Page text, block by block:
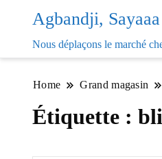
Agbandji, Sayaaa
Nous déplaçons le marché
Home Grand magasin
Étiquette :